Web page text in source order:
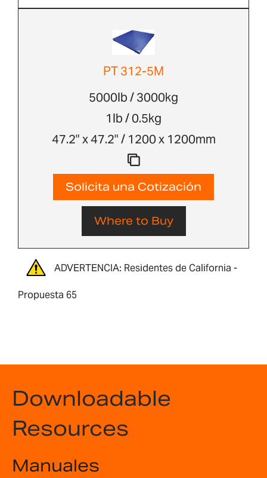
PT 312-5M
5000lb / 3000kg
1lb / 0.5kg
47.2" x 47.2" / 1200 x 1200mm
Solicita una Cotización
Where to Buy
ADVERTENCIA: Residentes de California -
Propuesta 65
Downloadable
Resources
Manuales